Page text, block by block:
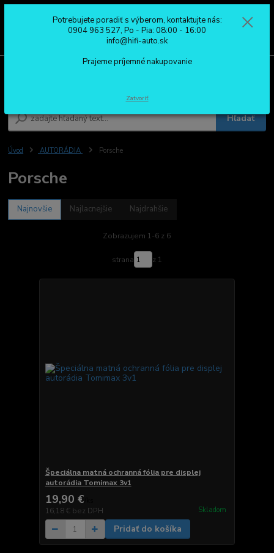
Hľadať
0904 963 527
Po - Pia: 08:00 - 16:00
Úvod AUTORÁDIA Porsche
Porsche
Najnovšie Najlacnejšie Najdrahšie
Zobrazujem 1-6 z 6
strana z 1
Špeciálna matná ochranná fólia pre displej
autorádia Tomimax 3v1
19,90 €
16,18 € bez DPH Skladom
Pridať do košíka
Potrebujete poradiť s výberom, kontaktujte nás:
0904 963 527, Po - Pia: 08:00 - 16:00
info@hifi-auto.sk
Prajeme príjemné nakupovanie
Zatvoriť